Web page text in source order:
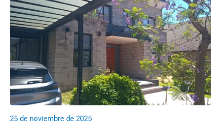
25 de noviembre de 2025